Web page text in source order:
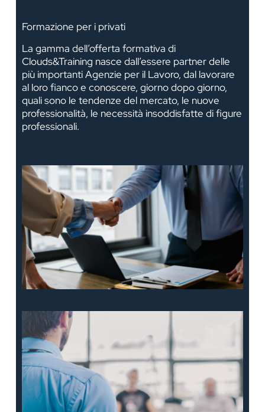
Formazione per i privati
La gamma dell’offerta formativa di
Clouds&Training nasce dall’essere partner delle
più importanti Agenzie per il Lavoro, dal lavorare
al loro fianco e conoscere, giorno dopo giorno,
quali sono le tendenze del mercato, le nuove
professionalità, le necessità insoddisfatte di figure
professionali.